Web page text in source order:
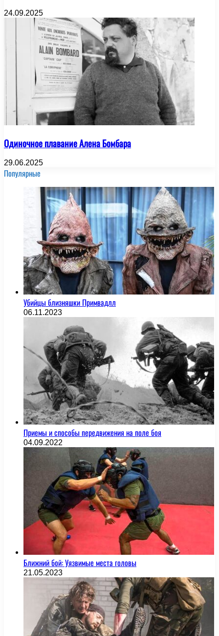
24.09.2025
Одиночное плавание Алена Бомбара
29.06.2025
Популярные
Убийцы близняшки Примвадлл
06.11.2023
Приемы и способы передвижения на поле боя
04.09.2022
Ближний бой: Уязвимые места головы
21.05.2023